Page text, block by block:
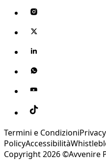
Termini e Condizioni
PolicyAccessibilità
Copyright 2026 ©Avvenire